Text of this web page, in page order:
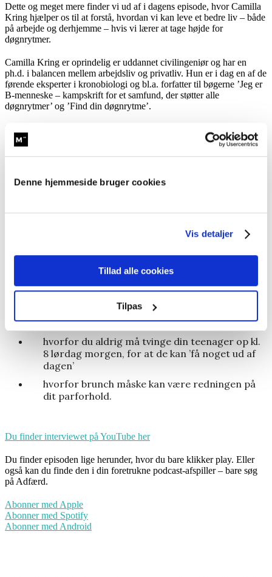
Denne hjemmeside bruger cookies
Vis detaljer
Tillad alle cookies
Tilpas
Dette og meget mere finder vi ud af i dagens episode, hvor Camilla
Kring hjælper os til at forstå, hvordan vi kan leve et bedre liv – både
på arbejde og derhjemme – hvis vi lærer at tage højde for
døgnrytmer.
Camilla Kring er oprindelig er uddannet civilingeniør og har en
ph.d. i balancen mellem arbejdsliv og privatliv. Hun er i dag en af de
førende eksperter i kronobiologi og bl.a. forfatter til bøgerne ’Jeg er
B-menneske – kampskrift for et samfund, der støtter alle
døgnrytmer’ og ’Find din døgnrytme’.
I dagens episode kommer vi forbi:
A-mennesker
om det egentlig er på tide at aflyse sommertid
hvordan vi designer vores skoler og
arbejdspladser til bedre at rumme mennesker
at øge trivsel og energi på arbejde og i
privatlivet
hvorfor du aldrig må tvinge din teenager op kl.
8 lørdag morgen, for at de kan ’få noget ud af
dagen’
hvorfor brunch måske kan være redningen på
dit parforhold.
Du finder interviewet på YouTube her
Du finder episoden lige herunder, hvor du bare klikker play. Eller
også kan du finde den i din foretrukne podcast-afspiller – bare søg
på Adfærd.
Abonner med Apple
Abonner med Spotify
Abonner med Android